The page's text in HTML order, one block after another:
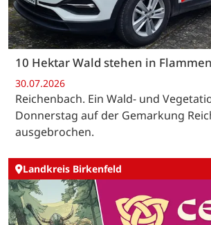
10 Hektar Wald stehen in Flammen
30.07.2026
Reichenbach. Ein Wald- und
Donnerstag auf der Gemarkung
ausgebrochen.
Landkreis Birkenfeld